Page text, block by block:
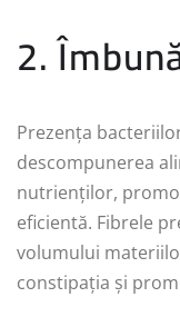
2.
Prezența
descompunerea
nutrienților,
eficientă. Fibrele
volumului
constipația și